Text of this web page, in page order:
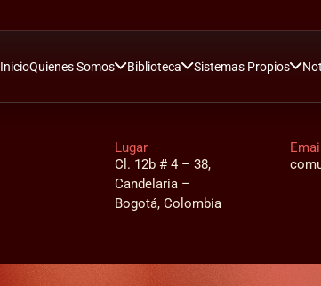
InicioQuienes Somos Biblioteca Sistemas Propios
Lugar
Cl. 12b # 4 – 38,
Candelaria –
Bogotá, Colombia
Email